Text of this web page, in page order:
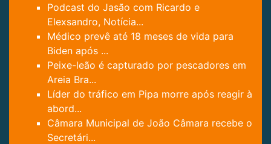
Podcast do Jasão com Ricardo e
Elexsandro, Notícia...
Médico prevê até 18 meses de vida para
Biden após ...
Peixe-leão é capturado por pescadores em
Areia Bra...
Líder do tráfico em Pipa morre após reagir à
abord...
Câmara Municipal de João Câmara recebe o
Secretári...